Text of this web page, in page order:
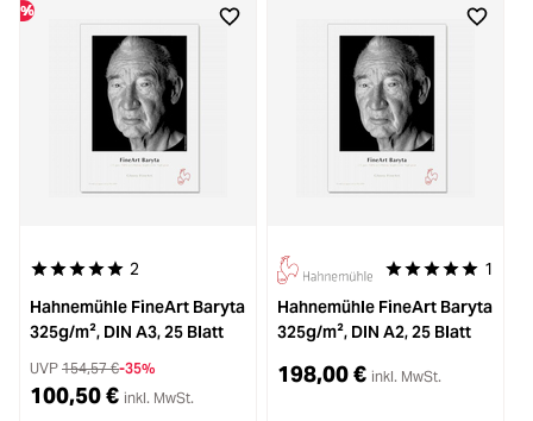
%
Durchschnittliche Bewertung von 5 von 5 Sternen
2
Hahnemühle FineArt Baryta
325g/m², DIN A3, 25 Blatt
UVP 154,57 €-35%
100,50 € inkl. MwSt.
Durchschnittliche
1
Hahnemühle FineArt Baryta
325g/m², DIN A2, 25 Blatt
198,00 € inkl. MwSt.